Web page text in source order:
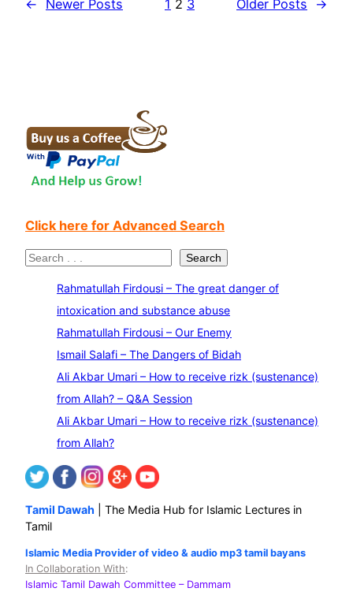
← Newer Posts 1 2 3 Older Posts →
Click here for Advanced Search
S
Search
Rahmatullah Firdousi – The great danger of
intoxication and substance abuse
Rahmatullah Firdousi – Our Enemy
Ismail Salafi – The Dangers of Bidah
Ali Akbar Umari – How to receive rizk (sustenance)
from Allah? – Q&A Session
Ali Akbar Umari – How to receive rizk (sustenance)
from Allah?
Tamil Dawah | The Media Hub for Islamic Lectures in
Tamil
Islamic Media Provider of video & audio mp3 tamil bayans
In Collaboration With:
Islamic Tamil Dawah Committee – Dammam